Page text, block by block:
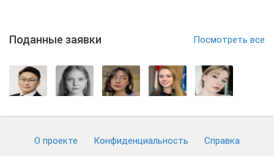
Поданные заявки Посмотреть все
О проекте Конфиденциальность
Cправка